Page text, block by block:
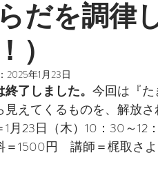
だを調律
）
2025年1月23日
了しました。 今回は『
見えてくるものを、解放
1月23日（木）10：30～12
＝1500円　講師＝梶取さ